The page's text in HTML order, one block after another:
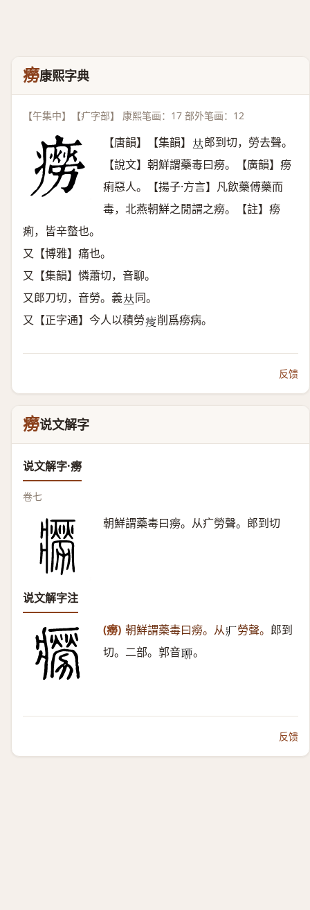
癆康熙字典
【午集中】【疒字部】 康熙笔画：17 部外笔画：12
【唐韻】【集韻】 𠀤郎到切，勞去聲。
【說文】朝鮮謂藥毒曰癆。【廣韻】癆
痢惡人。【揚子·方言】凡飲藥傅藥而
毒，北燕朝鮮之閒謂之癆。【註】癆
痢，皆辛螫也。
又【博雅】痛也。
又【集韻】憐蕭切，音聊。
又郎刀切，音勞。義𠀤同。
又【正字通】今人以積勞𤸃 削爲癆病。
反馈
癆说文解字
说文解字·癆
卷七
朝鮮謂藥毒曰癆。从疒勞聲。郎到切
说文解字注
(癆) 朝鮮謂藥毒曰癆。从𤕫 勞聲。 郎到
切。二部。郭音𦕼 。
反馈